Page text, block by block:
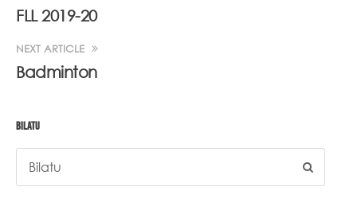
FLL 2019-20
NEXT ARTICLE
Badminton
BILATU